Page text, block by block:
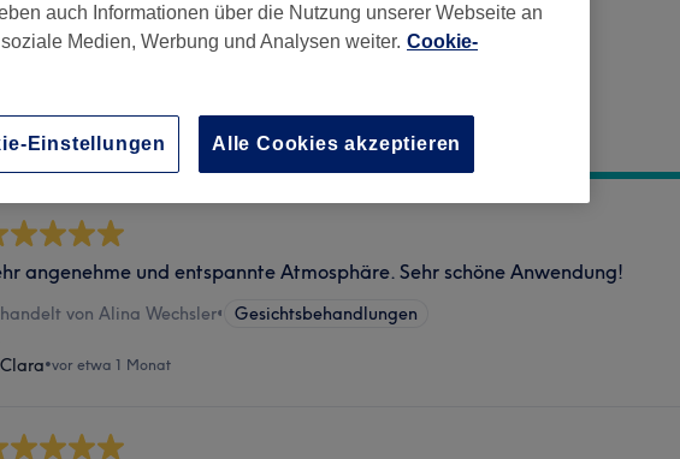
angenehme und entspannte Atmosphäre. Sehr schöne Anwendung!
von Alina Wechsler• Gesichtsbehandlungen
Clara•vor etwa 1 Monat
auch Informationen über die Nutzung unserer Webseite an
Medien, Werbung und Analysen weiter. Cookie-
Einstellungen Alle Cookies akzeptieren